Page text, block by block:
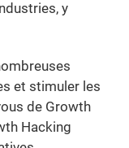
y
et stimuler les
de Growth
Hacking